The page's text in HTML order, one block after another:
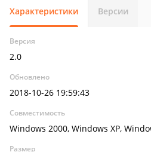
Характеристики Версии
Версия
2.0
Обновлено
2018-10-26 19:59:43
Совместимость
Windows 2000, Windows XP,
Размер